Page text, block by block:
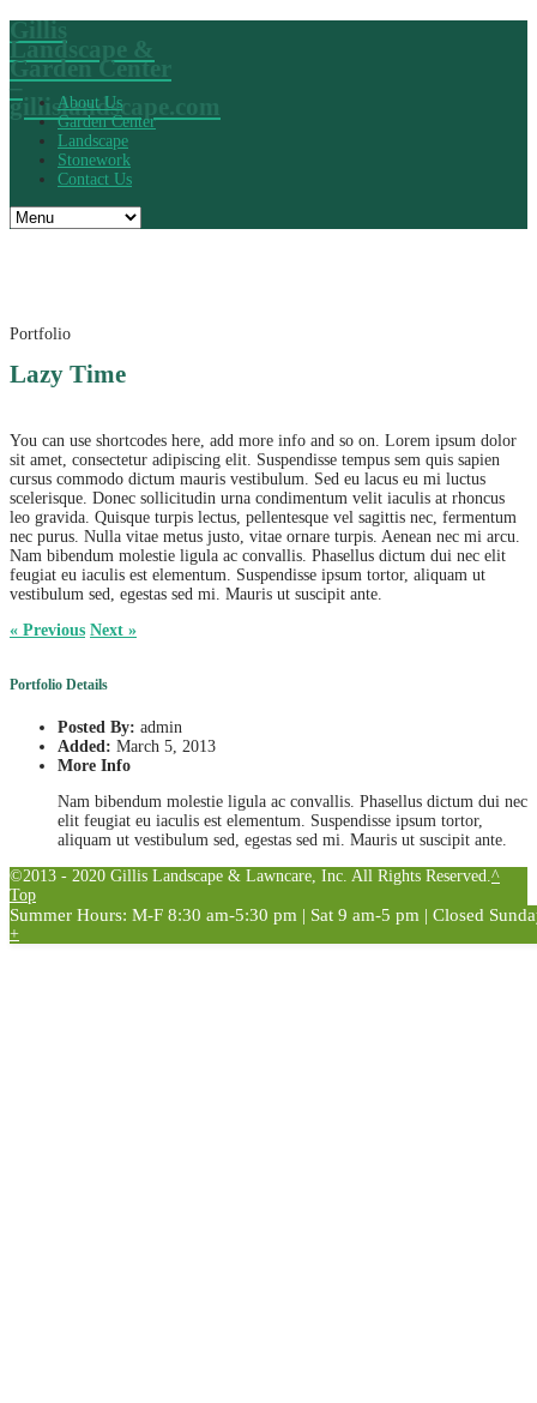
Gillis
Landscape &
Garden Center
–
gillislandscape.com
About Us
Garden Center
Landscape
Stonework
Contact Us
Portfolio
Lazy Time
You can use shortcodes here, add more info and so on. Lorem ipsum dolor
sit amet, consectetur adipiscing elit. Suspendisse tempus sem quis sapien
cursus commodo dictum mauris vestibulum. Sed eu lacus eu mi luctus
scelerisque. Donec sollicitudin urna condimentum velit iaculis at rhoncus
leo gravida. Quisque turpis lectus, pellentesque vel sagittis nec, fermentum
nec purus. Nulla vitae metus justo, vitae ornare turpis. Aenean nec mi arcu.
Nam bibendum molestie ligula ac convallis. Phasellus dictum dui nec elit
feugiat eu iaculis est elementum. Suspendisse ipsum tortor, aliquam ut
vestibulum sed, egestas sed mi. Mauris ut suscipit ante.
« Previous Next »
Portfolio Details
Posted By: admin
Added: March 5, 2013
More Info
Nam bibendum molestie ligula ac convallis. Phasellus dictum dui nec
elit feugiat eu iaculis est elementum. Suspendisse ipsum tortor,
aliquam ut vestibulum sed, egestas sed mi. Mauris ut suscipit ante.
©2013 - 2020 Gillis Landscape & Lawncare, Inc. All Rights Reserved.^
Top
Summer Hours: M-F 8:30 am-5:30 pm | Sat 9 am-5 pm | Closed
+